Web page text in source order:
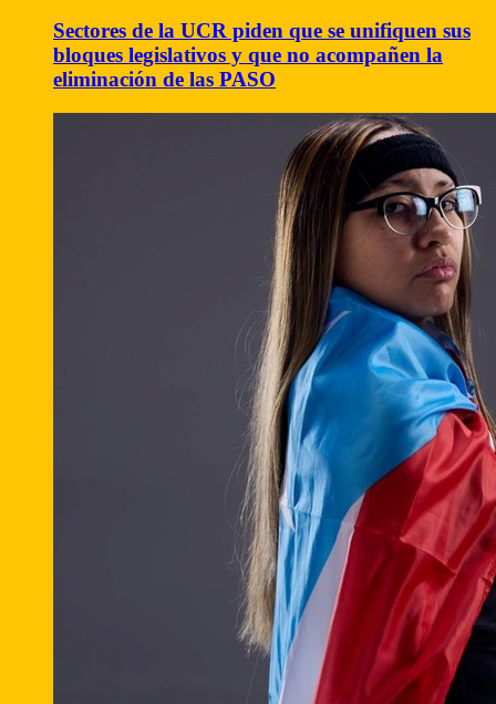
Sectores de la UCR piden que se unifiquen sus
bloques legislativos y que no acompañen la
eliminación de las PASO